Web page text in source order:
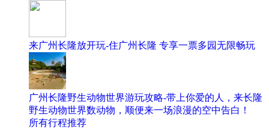
来广州长隆放开玩-住广州长隆 专享一票多园无限畅玩
广州长隆野生动物世界游玩攻略-带上你爱的人，来长隆
野生动物世界数动物，顺便来一场浪漫的空中告白！
所有行程推荐